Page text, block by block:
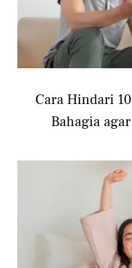
Cara Hindari
Bahagia